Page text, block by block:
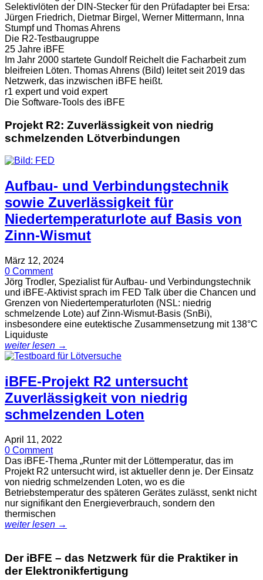
Selektivlöten der DIN-Stecker für den Prüfadapter bei Ersa:
Jürgen Friedrich, Dietmar Birgel, Werner Mittermann, Inna
Stumpf und Thomas Ahrens
Die R2-Testbaugruppe
25 Jahre iBFE
Im Jahr 2000 startete Gundolf Reichelt die Facharbeit zum
bleifreien Löten. Thomas Ahrens (Bild) leitet seit 2019 das
Netzwerk, das inzwischen iBFE heißt.
r1 expert und void expert
Die Software-Tools des iBFE
Projekt R2: Zuverlässigkeit von niedrig
schmelzenden Lötverbindungen
Aufbau- und Verbindungstechnik
sowie Zuverlässigkeit für
Niedertemperaturlote auf Basis von
Zinn-Wismut
März 12, 2024
0 Comment
Jörg Trodler, Spezialist für Aufbau- und Verbindungstechnik
und iBFE-Aktivist sprach im FED Talk über die Chancen und
Grenzen von Niedertemperaturloten (NSL: niedrig
schmelzende Lote) auf Zinn-Wismut-Basis (SnBi),
insbesondere eine eutektische Zusammensetzung mit 138°C
Liquiduste
weiter lesen →
iBFE-Projekt R2 untersucht
Zuverlässigkeit von niedrig
schmelzenden Loten
April 11, 2022
0 Comment
Das iBFE-Thema „Runter mit der Löttemperatur, das im
Projekt R2 untersucht wird, ist aktueller denn je. Der Einsatz
von niedrig schmelzenden Loten, wo es die
Betriebstemperatur des späteren Gerätes zulässt, senkt nicht
nur signifikant den Energieverbrauch, sondern den
thermischen
weiter lesen →
Der iBFE – das Netzwerk für die Praktiker in
der Elektronikfertigung